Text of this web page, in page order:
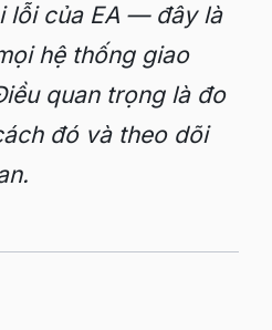
lỗi của EA — đây là
hệ thống giao
quan trọng là đo
đó và theo dõi